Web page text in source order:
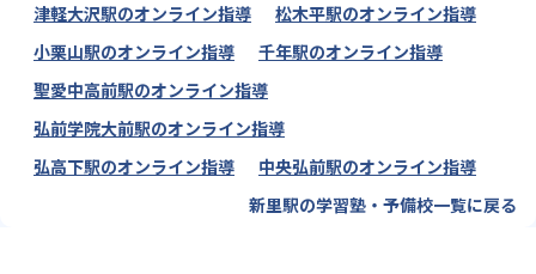
津軽大沢駅のオンライン指導
松木平駅のオンライン指導
小栗山駅のオンライン指導
千年駅のオンライン指導
聖愛中高前駅のオンライン指導
弘前学院大前駅のオンライン指導
弘高下駅のオンライン指導
中央弘前駅のオンライン指導
新里駅の学習塾・予備校一覧に戻る